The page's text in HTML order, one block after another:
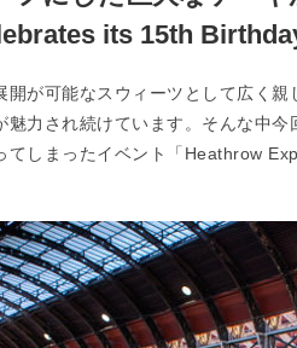
its 15th
開が可能なスウィーツとして広く
魅力され続けています。そんな中
てしまったイベント「Heathrow